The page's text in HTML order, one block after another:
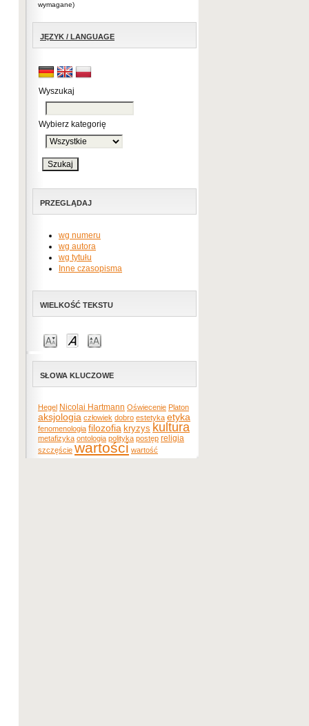
wymagane)
JĘZYK / LANGUAGE
Wyszukaj
Wybierz kategorię
PRZEGLĄDAJ
wg numeru
wg autora
wg tytułu
Inne czasopisma
WIELKOŚĆ TEKSTU
SŁOWA KLUCZOWE
Hegel Nicolai Hartmann Oświecenie Platon
aksjologia człowiek dobro estetyka etyka
fenomenologia filozofia kryzys kultura
metafizyka ontologia polityka postęp religia
szczęście wartości wartość